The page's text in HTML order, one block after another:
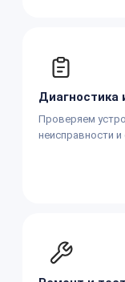
Диагностика
Проверяем
неисправности